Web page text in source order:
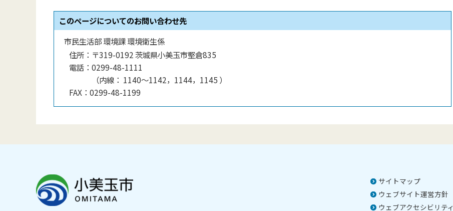
このページについてのお問い合わせ先
市民生活部 環境課 環境衛生係
住所： 〒319-0192 茨城県小美玉市堅倉835
電話： 0299-48-1111
（内線 ： 1140〜1142，1144，1145 ）
FAX： 0299-48-1199
サイトマップ
ウェブサイト運営方針
ウェブアクセシビリティ